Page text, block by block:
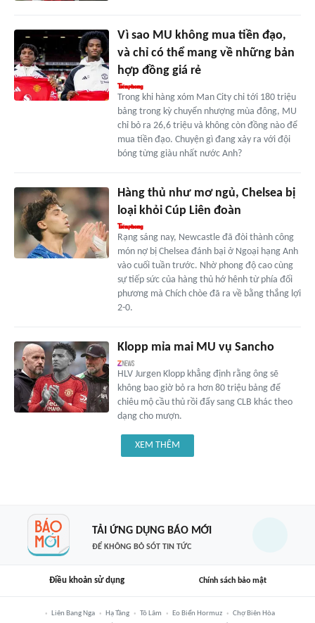
Vì sao MU không mua tiền đạo,
và chỉ có thể mang về những bản
hợp đồng giá rẻ
Trong khi hàng xóm Man City chi tới 180 triệu
bảng trong kỳ chuyển nhượng mùa đông, MU
chỉ bỏ ra 26,6 triệu và không còn đồng nào để
mua tiền đạo. Chuyện gì đang xảy ra với đội
bóng từng giàu nhất nước Anh?
Hàng thủ như mơ ngủ, Chelsea bị
loại khỏi Cúp Liên đoàn
Rạng sáng nay, Newcastle đã đòi thành công
món nợ bị Chelsea đánh bại ở Ngoại hạng Anh
vào cuối tuần trước. Nhờ phong độ cao cùng
sự tiếp sức của hàng thủ hớ hênh từ phía đối
phương mà Chích chòe đã ra về bằng thắng lợi
2-0.
Klopp mỉa mai MU vụ Sancho
HLV Jurgen Klopp khẳng định rằng ông sẽ
không bao giờ bỏ ra hơn 80 triệu bảng để
chiêu mộ cầu thủ rồi đẩy sang CLB khác theo
dạng cho mượn.
XEM THÊM
TẢI ỨNG DỤNG BÁO MỚI
ĐỂ KHÔNG BỎ SÓT TIN TỨC
Điều khoản sử dụng Chính sách bảo mật
Liên Bang Nga Hạ Tầng Tô Lâm Eo Biển Hormuz
Chợ Biên Hòa